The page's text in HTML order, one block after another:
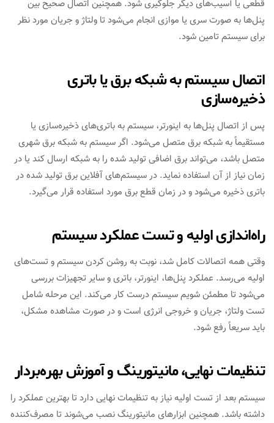
قطعی یا آسیب‌های دیگر جلوگیری شود. همچنین اتصال صحیح بین
پنل‌ها به صورت سری یا موازی انجام می‌شود تا ولتاژ و جریان مورد نظر
برای سیستم تامین شود.
اتصال سیستم به شبکه برق یا باتری
ذخیره‌سازی
پس از اتصال پنل‌ها به اینورتر، سیستم به باتری‌های ذخیره‌سازی یا
مستقیماً به شبکه برق متصل می‌شود. اگر سیستم به شبکه برق شهری
متصل باشد، می‌تواند برق اضافی تولید شده را به شبکه ارسال کند یا در
زمان نیاز از آن استفاده نماید. در سیستم‌های آفلاین برق تولید شده در
باتری ذخیره می‌شود و در زمان قطع برق مورد استفاده قرار می‌گیرد.
راه‌اندازی اولیه و تست عملکرد سیستم
وقتی همه اتصالات کامل شد، نوبت به روشن کردن سیستم و تست‌های
اولیه می‌رسد. عملکرد پنل‌ها، اینورتر، باتری و سایر تجهیزات بررسی
می‌شود تا مطمئن شویم سیستم درست کار می‌کند. این مرحله شامل
تست ولتاژ، جریان و خروجی انرژی است و در صورت مشاهده مشکل،
باید سریعاً رفع شود.
تنظیمات نهایی، مانیتورینگ و آموزش بهره‌بردار
سیستم بعد از تست اولیه نیاز به تنظیمات نهایی دارد تا بهترین عملکرد را
داشته باشد. همچنین ابزارهای مانیتورینگ نصب می‌شوند تا مصرف‌کننده